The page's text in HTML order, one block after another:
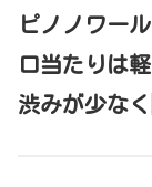
ピノノワー
口当たりは
渋みが少なく